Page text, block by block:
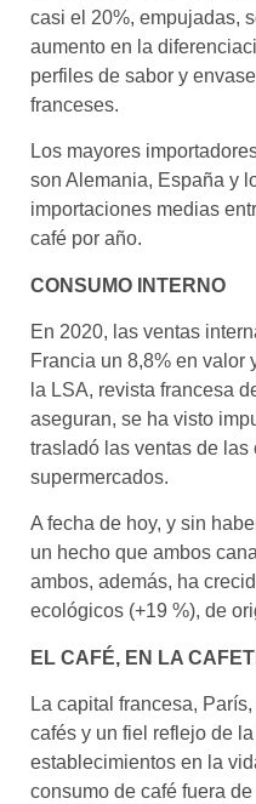
casi el 20%, empujadas,
aumento en la
perfiles de sabor y
franceses.
Los mayores
son Alemania, España y
importaciones medias
café por año.
CONSUMO INTERNO
En 2020, las ventas
Francia un 8,8% en valor
la LSA, revista francesa
aseguran, se ha visto
trasladó las ventas de las
supermercados.
A fecha de hoy, y sin
un hecho que ambos
ambos, además, ha
ecológicos (+19 %), de
EL CAFÉ, EN LA
La capital francesa,
cafés y un fiel reflejo de
establecimientos en la
consumo de café fuera